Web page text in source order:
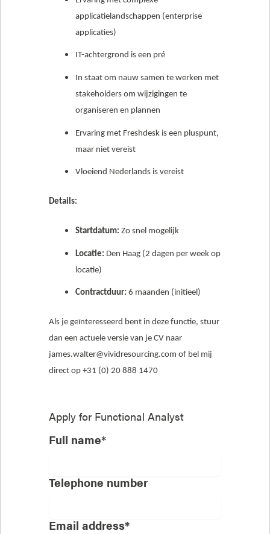
applicatielandschappen (enterprise
applicaties)
IT-achtergrond is een pré
In staat om nauw samen te werken met
stakeholders om wijzigingen te
organiseren en plannen
Ervaring met Freshdesk is een pluspunt,
maar niet vereist
Vloeiend Nederlands is vereist
Details:
Startdatum: Zo snel mogelijk
Locatie: Den Haag (2 dagen per week op
locatie)
Contractduur: 6 maanden (initieel)
Als je geïnteresseerd bent in deze functie, stuur
dan een actuele versie van je CV naar
james.walter@vividresourcing.com of bel mij
direct op +31 (0) 20 888 1470
Apply for Functional Analyst
Full name*
Telephone number
Email address*